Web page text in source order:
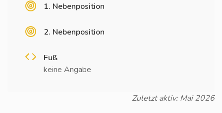
1. Nebenposition
2. Nebenposition
Fuß
keine Angabe
Zuletzt aktiv: Mai 2026